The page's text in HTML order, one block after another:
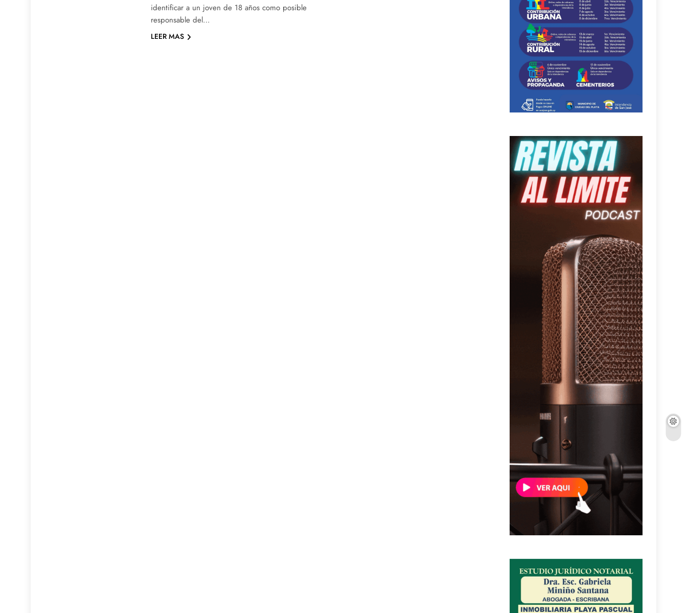
identificar a un joven de 18 años como posible
responsable del…
LEER MAS